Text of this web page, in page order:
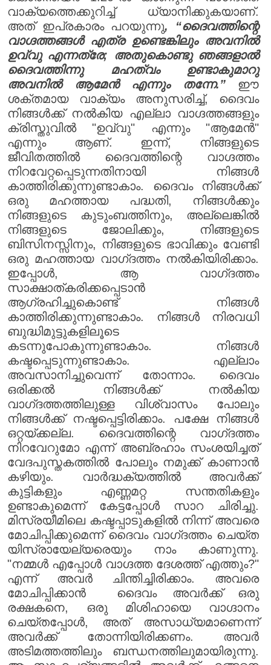
വാക്യത്തെക്കുറിച്ച് ധ്യാനിക്കുകയാണ്.
അത് ഇപ്രകാരം പറയുന്നു, “ദൈവത്തിന്റെ
വാഗ്ദത്തങ്ങൾ എത്ര ഉണ്ടെങ്കിലും അവനിൽ
ഉവ്വു എന്നത്രേ; അതുകൊണ്ടു ഞങ്ങളാൽ
ദൈവത്തിന്നു മഹത്വം ഉണ്ടാകുമാറു
അവനിൽ ആമേൻ എന്നും തന്നേ.”ഈ
ശക്തമായ വാക്യം അനുസരിച്ച്, ദൈവം
നിങ്ങൾക്ക് നൽകിയ എല്ലാ വാഗ്ദത്തങ്ങളും
ക്രിസ്തുവിൽ "ഉവ്വു" എന്നും "ആമേൻ"
എന്നും ആണ്. ഇന്ന്, നിങ്ങളുടെ
ജീവിതത്തിൽ ദൈവത്തിന്റെ വാഗ്ദത്തം
നിറവേറ്റപ്പെടുന്നതിനായി നിങ്ങൾ
കാത്തിരിക്കുന്നുണ്ടാകാം. ദൈവം നിങ്ങൾക്ക്
ഒരു മഹത്തായ പദ്ധതി, നിങ്ങൾക്കും
നിങ്ങളുടെ കുടുംബത്തിനും, അല്ലെങ്കിൽ
നിങ്ങളുടെ ജോലിക്കും, നിങ്ങളുടെ
ബിസിനസ്സിനും, നിങ്ങളുടെ ഭാവിക്കും വേണ്ടി
ഒരു മഹത്തായ വാഗ്‌ദത്തം നൽകിയിരിക്കാം.
ഇപ്പോൾ, ആ വാഗ്‌ദത്തം
സാക്ഷാത്കരിക്കപ്പെടാൻ
ആഗ്രഹിച്ചുകൊണ്ട് നിങ്ങൾ
കാത്തിരിക്കുന്നുണ്ടാകാം. നിങ്ങൾ നിരവധി
ബുദ്ധിമുട്ടുകളിലൂടെ
കടന്നുപോകുന്നുണ്ടാകാം. നിങ്ങൾ
കഷ്ടപ്പെടുന്നുണ്ടാകാം. എല്ലാം
അവസാനിച്ചുവെന്ന് തോന്നാം. ദൈവം
ഒരിക്കൽ നിങ്ങൾക്ക് നൽകിയ
വാഗ്‌ദത്തത്തിലുള്ള വിശ്വാസം പോലും
നിങ്ങൾക്ക് നഷ്ടപ്പെട്ടിരിക്കാം. പക്ഷേ നിങ്ങൾ
ഒറ്റയ്ക്കല്ല. ദൈവത്തിന്റെ വാഗ്‌ദത്തം
നിറവേറുമോ എന്ന് അബ്രഹാം സംശയിച്ചത്
വേദപുസ്തകത്തിൽ പോലും നമുക്ക് കാണാൻ
കഴിയും. വാർദ്ധക്യത്തിൽ അവർക്ക്
കുട്ടികളും എണ്ണമറ്റ സന്തതികളും
ഉണ്ടാകുമെന്ന് കേട്ടപ്പോൾ സാറ ചിരിച്ചു.
മിസ്രയീമിലെ കഷ്ടപ്പാടുകളിൽ നിന്ന് അവരെ
മോചിപ്പിക്കുമെന്ന് ദൈവം വാഗ്‌ദത്തം ചെയ്ത
യിസ്രായേല്യരെയും നാം കാണുന്നു.
"നമ്മൾ എപ്പോൾ വാഗ്ദത്ത ദേശത്ത് എത്തും?"
എന്ന് അവർ ചിന്തിച്ചിരിക്കാം. അവരെ
മോചിപ്പിക്കാൻ ദൈവം അവർക്ക് ഒരു
രക്ഷകനെ, ഒരു മിശിഹായെ വാഗ്ദാനം
ചെയ്തപ്പോൾ, അത് അസാധ്യമാണെന്ന്
അവർക്ക് തോന്നിയിരിക്കണം. അവർ
അടിമത്തത്തിലും ബന്ധനത്തിലുമായിരുന്നു.